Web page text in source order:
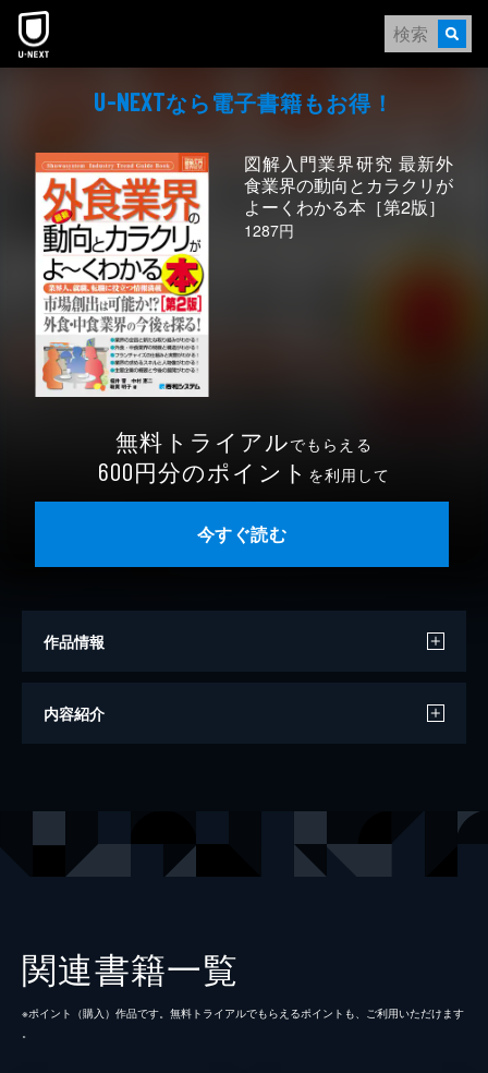
本文へスキップ
U-NEXTなら電⼦書籍もお得！
図解入門業界研究 最新外
食業界の動向とカラクリが
よーくわかる本［第2版］
1287円
無料トライアルでもらえる
600円分のポイント を利用して
今すぐ読む
作品情報
著者
内容紹介
関連書籍一覧
※ポイント（購⼊）作品です。無料トライアルでもらえるポイントも、ご利⽤いただけます
。